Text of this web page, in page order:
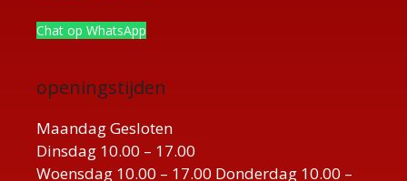
Chat op WhatsApp
openingstijden
Maandag Gesloten
Dinsdag 10.00 – 17.00
Woensdag 10.00 – 17.00 Donderdag 10.00 –